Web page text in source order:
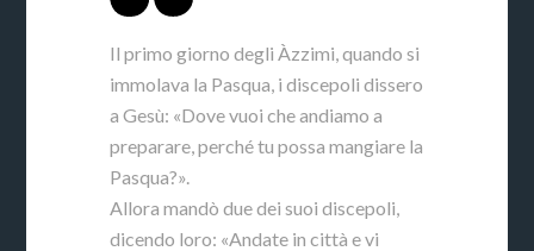
Il primo giorno degli Àzzimi, quando si
immolava la Pasqua, i discepoli dissero
a Gesù: «Dove vuoi che andiamo a
preparare, perché tu possa mangiare la
Pasqua?».
Allora mandò due dei suoi discepoli,
dicendo loro: «Andate in città e vi